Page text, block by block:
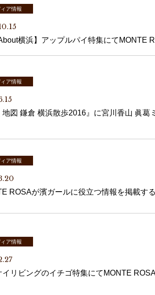
ィア情報
横浜】アップルパイ特集にてMONTE
ィア情報
地図 鎌倉 横浜散歩2016』に宮川香山 眞葛
ィア情報
ROSAが濱ガールに役立つ情報を掲載す
ィア情報
イリビングのイチゴ特集にてMONTE